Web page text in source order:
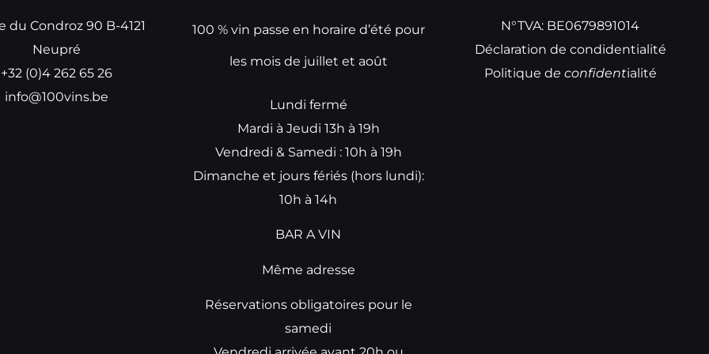
du Condroz 90 B-4121
Neupré
+32 (0)4 262 65 26
info@100vins.be
100 % vin passe en horaire d’été pour
les mois de juillet et août
Lundi fermé
Mardi à Jeudi 13h à 19h
Vendredi & Samedi : 10h à 19h
Dimanche et jours fériés (hors lundi):
10h à 14h
BAR A VIN
Même adresse
Réservations obligatoires pour le
samedi
N°TVA: BE0679891014
Déclaration de condidentialité
Politique de confidentialité